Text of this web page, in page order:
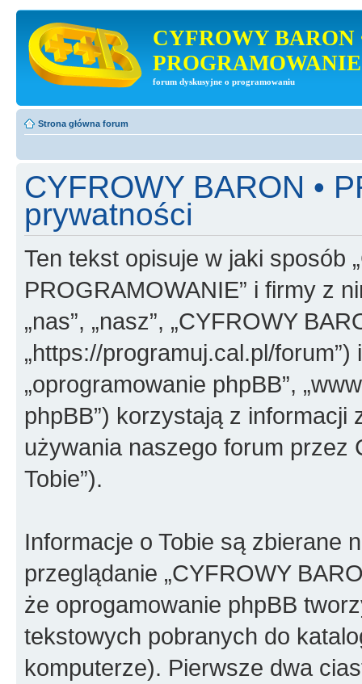
CYFROWY BARON
PROGRAMOWANIE
forum dyskusyjne o programowaniu
Strona główna forum
CYFROWY BARON •
prywatności
Ten tekst opisuje w jaki sposób
PROGRAMOWANIE” i firmy z
„nas”, „nasz”, „CYFROWY
„https://programuj.cal.pl/forum”)
„oprogramowanie phpBB”,
phpBB”) korzystają z
używania naszego forum przez
Tobie”).
Informacje o Tobie są zbierane
przeglądanie „CYFROWY
że oprogamowanie phpBB
tekstowych pobranych do
komputerze). Pierwsze dwa